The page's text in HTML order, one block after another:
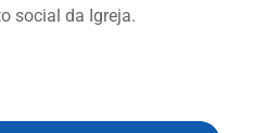
social da Igreja.